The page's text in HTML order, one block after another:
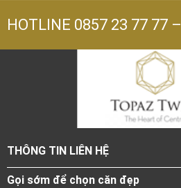
HOTLINE 0857 23 77 77 –
THÔNG TIN LIÊN HỆ
Gọi sớm để chọn căn đẹp